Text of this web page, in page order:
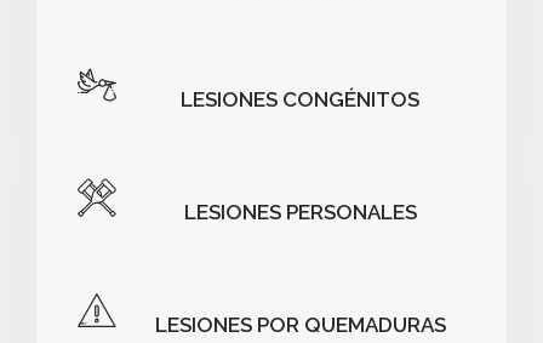
LESIONES CONGÉNITOS
LESIONES PERSONALES
LESIONES POR QUEMADURAS